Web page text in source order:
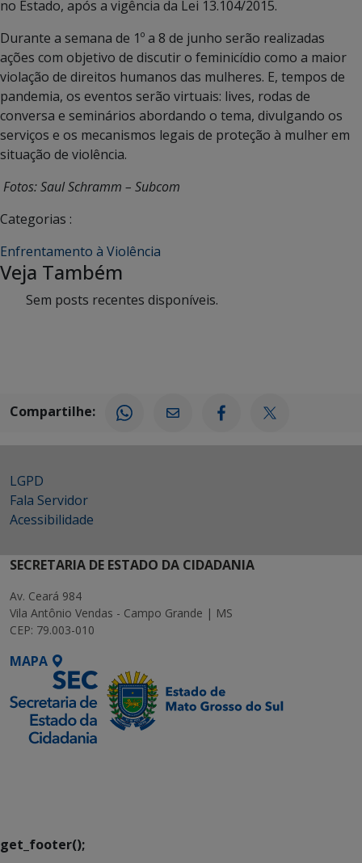
no Estado, após a vigência da Lei 13.104/2015.
Durante a semana de 1º a 8 de junho serão realizadas
ações com objetivo de discutir o feminicídio como a maior
violação de direitos humanos das mulheres. E, tempos de
pandemia, os eventos serão virtuais: lives, rodas de
conversa e seminários abordando o tema, divulgando os
serviços e os mecanismos legais de proteção à mulher em
situação de violência.
Fotos: Saul Schramm – Subcom
Categorias :
Enfrentamento à Violência
Veja Também
Sem posts recentes disponíveis.
Compartilhe:
LGPD
Fala Servidor
Acessibilidade
SECRETARIA DE ESTADO DA CIDADANIA
Av. Ceará 984
Vila Antônio Vendas - Campo Grande | MS
CEP: 79.003-010
MAPA
get_footer();